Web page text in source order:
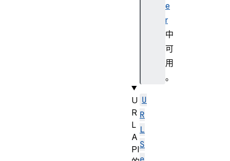
e
r
中
可
用
。
U
R
L
S
U
R
L
A
PI